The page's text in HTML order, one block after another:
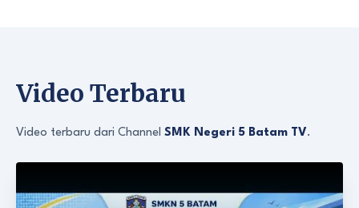
Video Terbaru
Video terbaru dari Channel SMK Negeri 5 Batam TV.